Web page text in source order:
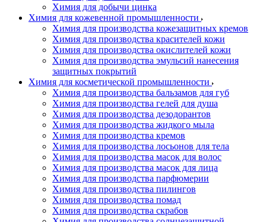
Химия для добычи цинка
Химия для кожевенной промышленности
Химия для производства кожезащитных кремов
Химия для производства красителей кожи
Химия для производства окислителей кожи
Химия для производства эмульсий нанесения
защитных покрытий
Химия для косметической промышленности
Химия для производства бальзамов для губ
Химия для производства гелей для душа
Химия для производства дезодорантов
Химия для производства жидкого мыла
Химия для производства кремов
Химия для производства лосьонов для тела
Химия для производства масок для волос
Химия для производства масок для лица
Химия для производства парфюмерии
Химия для производства пилингов
Химия для производства помад
Химия для производства скрабов